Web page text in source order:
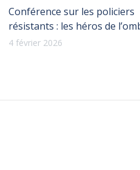
Conférence sur les policiers
résistants : les héros de
4 février 2026